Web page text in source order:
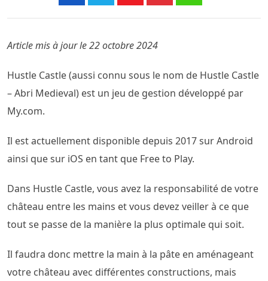
Article mis à jour le 22 octobre 2024
Hustle Castle (aussi connu sous le nom de Hustle Castle
– Abri Medieval) est un jeu de gestion développé par
My.com.
Il est actuellement disponible depuis 2017 sur Android
ainsi que sur iOS en tant que Free to Play.
Dans Hustle Castle, vous avez la responsabilité de votre
château entre les mains et vous devez veiller à ce que
tout se passe de la manière la plus optimale qui soit.
Il faudra donc mettre la main à la pâte en aménageant
votre château avec différentes constructions, mais